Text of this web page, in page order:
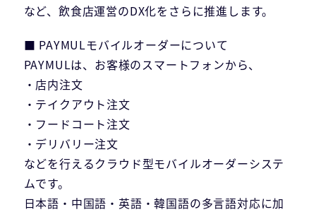
など、飲食店運営のDX化をさらに推進します。
■ PAYMULモバイルオーダーについて
PAYMULは、お客様のスマートフォンから、
・店内注文
・テイクアウト注文
・フードコート注文
・デリバリー注文
などを行えるクラウド型モバイルオーダーシステ
ムです。
日本語・中国語・英語・韓国語の多言語対応に加